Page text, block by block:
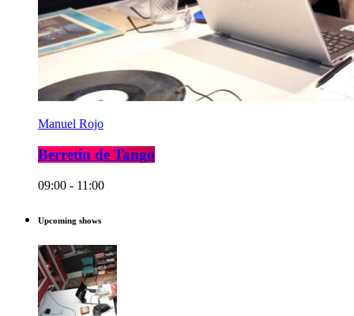
Manuel Rojo
Berretín de Tango
09:00 - 11:00
Upcoming shows